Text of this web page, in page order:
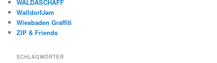
WALDASCHAFF
WalldorfJam
Wiesbaden Graffiti
ZIP & Friends
SCHLAGWÖRTER